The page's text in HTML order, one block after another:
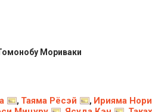
Мориваки
, Таяма Рёсэй , Ирияма